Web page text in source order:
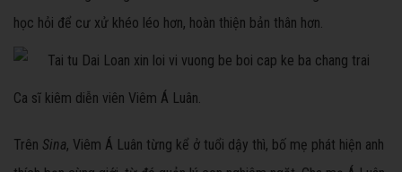
học hỏi để cư xử khéo léo hơn, hoàn thiện bản thân hơn.
Ca sĩ kiêm diễn viên Viêm Á Luân.
Trên Sina, Viêm Á Luân từng kể ở tuổi dậy thì, bố mẹ phát hiện anh